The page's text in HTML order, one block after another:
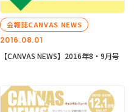
2016.08.01
会報誌CANVAS NEWS
【CANVAS NEWS】2016年8・9月号